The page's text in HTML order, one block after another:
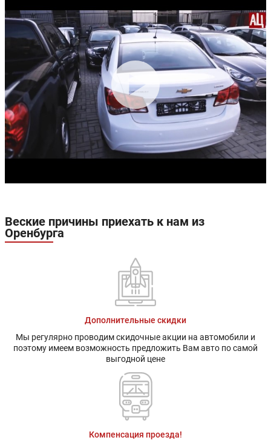
Веские причины приехать к нам из
Оренбурга
Дополнительные скидки
Мы регулярно проводим скидочные акции на автомобили и
поэтому имеем возможность предложить Вам авто по самой
выгодной цене
Компенсация проезда!